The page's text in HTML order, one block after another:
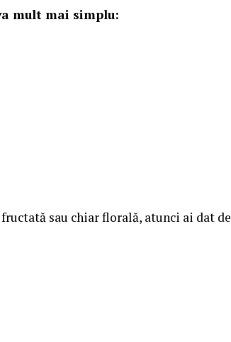
mult mai simplu:
sau chiar florală, atunci ai dat de